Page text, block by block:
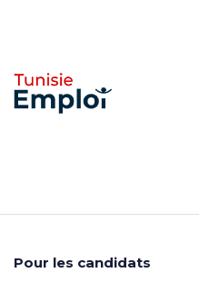
Pour les candidats